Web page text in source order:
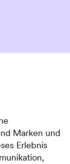
Marken und
Erlebnis